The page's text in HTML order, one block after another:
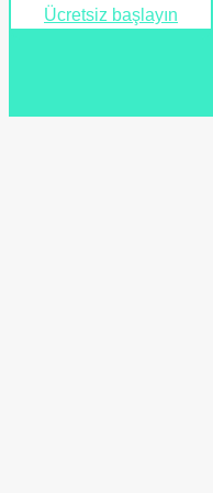
Ücretsiz başlayın